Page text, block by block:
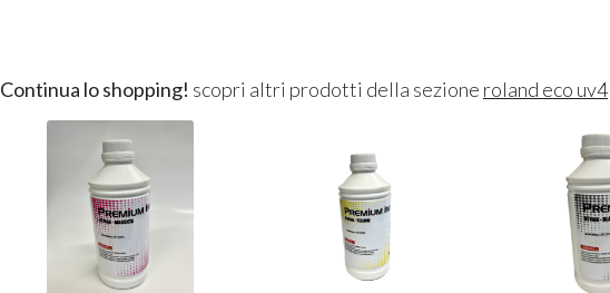
Continua lo shopping! scopri altri prodotti della sezione roland eco uv4